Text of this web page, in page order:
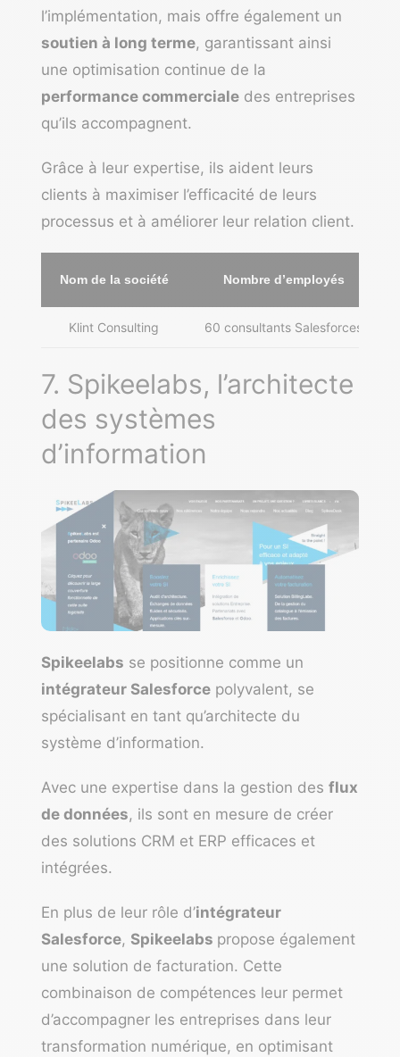
l’implémentation, mais offre également un
soutien à long terme, garantissant ainsi
une optimisation continue de la
performance commerciale des entreprises
qu’ils accompagnent.
Grâce à leur expertise, ils aident leurs
clients à maximiser l’efficacité de leurs
processus et à améliorer leur relation client.
Nom de la société Nombre d’employés
Klint Consulting 60 consultants Salesforces
7. Spikeelabs, l’architecte
des systèmes
d’information
Spikeelabs se positionne comme un
intégrateur Salesforce polyvalent, se
spécialisant en tant qu’architecte du
système d’information.
Avec une expertise dans la gestion des flux
de données, ils sont en mesure de créer
des solutions CRM et ERP efficaces et
intégrées.
En plus de leur rôle d’intégrateur
Salesforce, Spikeelabs propose également
une solution de facturation. Cette
combinaison de compétences leur permet
d’accompagner les entreprises dans leur
transformation numérique, en optimisant